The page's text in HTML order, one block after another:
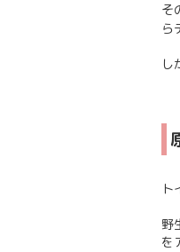
そ
ら
し
ト
野
を